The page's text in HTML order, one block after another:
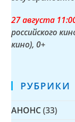
27 августа
российского
кино), 0+
РУБРИКИ
АНОНС (33)